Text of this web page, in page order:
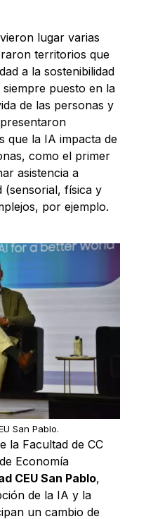
lugar varias
territorios que
a la sostenibilidad
puesto en la
de las personas y
que la IA impacta de
como el primer
asistencia a
(sensorial, física y
por ejemplo.
San Pablo.
la Facultad de CC
Economía
CEU San Pablo,
de la IA y la
un cambio de